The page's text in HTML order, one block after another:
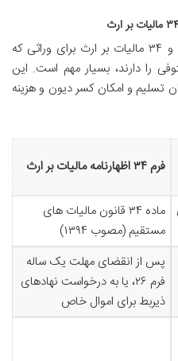
درک تفاوت های میان فرم های ۲۶ و ۳۴ مالیات بر ارث برای وراثی که
را دارند، بسیار مهم است. این
تسلیم و امکان کسر دیون و هزینه
فرم ۳۴ اظهارنامه مالیات بر ارث
ماده ۳۴ قانون مالیات های
مستقیم (مصوب ۱۳۹۴)
پس از انقضای مهلت یک ساله
فرم ۲۶، یا به درخواست نهادهای
ذیربط برای اموال خاص